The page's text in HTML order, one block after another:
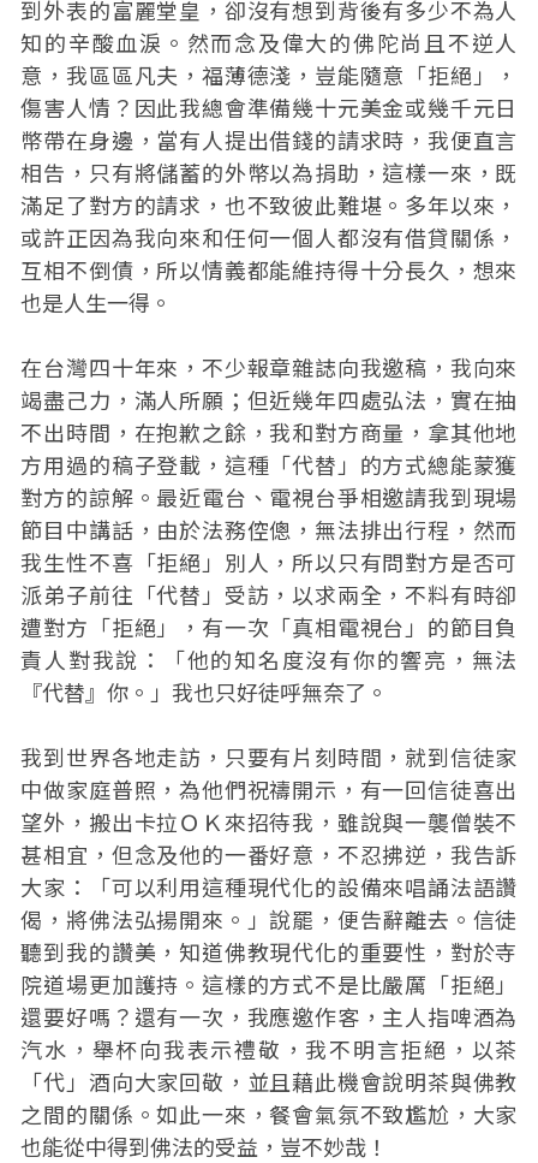
到外表的富麗堂皇，卻沒有想到背後有多少不為人
知的辛酸血淚。然而念及偉大的佛陀尚且不逆人
意，我區區凡夫，福薄德淺，豈能隨意「拒絕」，
傷害人情？因此我總會準備幾十元美金或幾千元日
幣帶在身邊，當有人提出借錢的請求時，我便直言
相告，只有將儲蓄的外幣以為捐助，這樣一來，既
滿足了對方的請求，也不致彼此難堪。多年以來，
或許正因為我向來和任何一個人都沒有借貸關係，
互相不倒債，所以情義都能維持得十分長久，想來
也是人生一得。
在台灣四十年來，不少報章雜誌向我邀稿，我向來
竭盡己力，滿人所願；但近幾年四處弘法，實在抽
不出時間，在抱歉之餘，我和對方商量，拿其他地
方用過的稿子登載，這種「代替」的方式總能蒙獲
對方的諒解。最近電台、電視台爭相邀請我到現場
節目中講話，由於法務倥傯，無法排出行程，然而
我生性不喜「拒絕」別人，所以只有問對方是否可
派弟子前往「代替」受訪，以求兩全，不料有時卻
遭對方「拒絕」，有一次「真相電視台」的節目負
責人對我說：「他的知名度沒有你的響亮，無法
『代替』你。」我也只好徒呼無奈了。
我到世界各地走訪，只要有片刻時間，就到信徒家
中做家庭普照，為他們祝禱開示，有一回信徒喜出
望外，搬出卡拉ＯＫ來招待我，雖說與一襲僧裝不
甚相宜，但念及他的一番好意，不忍拂逆，我告訴
大家：「可以利用這種現代化的設備來唱誦法語讚
偈，將佛法弘揚開來。」說罷，便告辭離去。信徒
聽到我的讚美，知道佛教現代化的重要性，對於寺
院道場更加護持。這樣的方式不是比嚴厲「拒絕」
還要好嗎？還有一次，我應邀作客，主人指啤酒為
汽水，舉杯向我表示禮敬，我不明言拒絕，以茶
「代」酒向大家回敬，並且藉此機會說明茶與佛教
之間的關係。如此一來，餐會氣氛不致尷尬，大家
也能從中得到佛法的受益，豈不妙哉！